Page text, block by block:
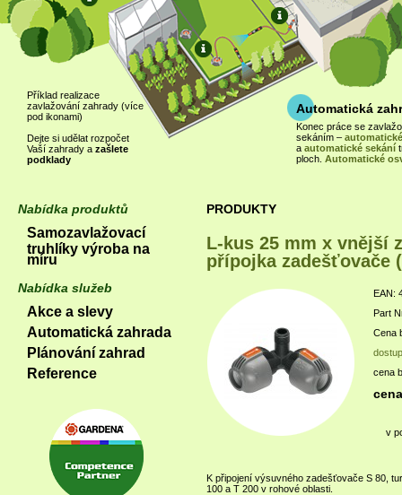
Příklad realizace
zavlažování zahrady (více
pod ikonami)
Dejte si udělat rozpočet
Vaší zahrady a zašlete
podklady
Automatická
Konec práce se
sekáním –
a automatické sekání
ploch. Automatické
L-kus 25 mm x vnější
přípojka zadešťovače
EAN:
Part
Cena
cena
v
K připojení výsuvného zadešťovače S 80,
100 a T 200 v rohové oblasti.
PRODUKTY
Nabídka produktů
Samozavlažovací
truhlíky výroba na
míru
Nabídka služeb
Akce a slevy
Automatická zahrada
Plánování zahrad
Reference